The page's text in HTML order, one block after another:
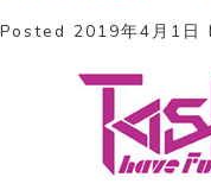
Posted 2019年4月1日